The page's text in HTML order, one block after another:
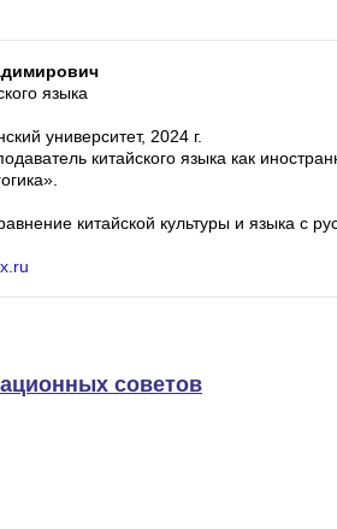
языка
университет, 2024 г.
китайского языка как
китайской культуры и языка с
советов